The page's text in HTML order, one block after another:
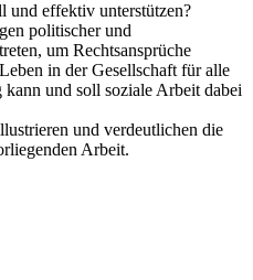
und effektiv unterstützen?
politischer und
um Rechtsansprüche
in der Gesellschaft für alle
und soll soziale Arbeit dabei
und verdeutlichen die
Arbeit.